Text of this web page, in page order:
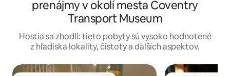
prenájmy v okolí mesta Coventry
Transport Museum
Hostia sa zhodli: tieto pobyty sú vysoko hodnotené
z hľadiska lokality, čistoty a ďalších aspektov.